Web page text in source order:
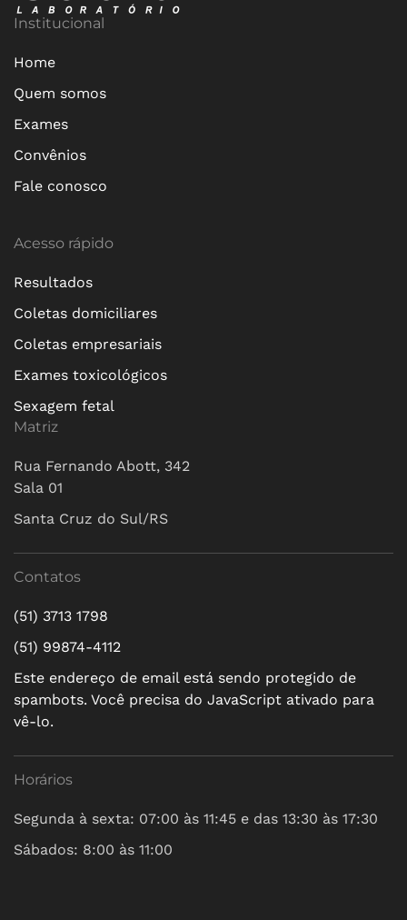
Institucional
Home
Quem somos
Exames
Convênios
Fale conosco
Acesso rápido
Resultados
Coletas domiciliares
Coletas empresariais
Exames toxicológicos
Sexagem fetal
Matriz
Rua Fernando Abott, 342
Sala 01
Santa Cruz do Sul/RS
Contatos
(51) 3713 1798
(51) 99874-4112
Este endereço de email está sendo protegido de
spambots. Você precisa do JavaScript ativado para
vê-lo.
Horários
Segunda à sexta: 07:00 às 11:45 e das 13:30 às 17:30
Sábados: 8:00 às 11:00